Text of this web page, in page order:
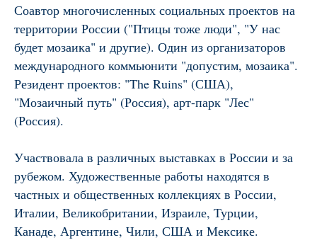
Соавтор многочисленных социальных проектов на
территории России ("Птицы тоже люди", "У нас
будет мозаика" и другие). Один из организаторов
международного коммьюнити "допустим, мозаика".
Резидент проектов: "The Ruins" (США),
"Мозаичный путь" (Россия), арт-парк "Лес"
(Россия).
Участвовала в различных выставках в России и за
рубежом. Художественные работы находятся в
частных и общественных коллекциях в России,
Италии, Великобритании, Израиле, Турции,
Канаде, Аргентине, Чили, США и Мексике.